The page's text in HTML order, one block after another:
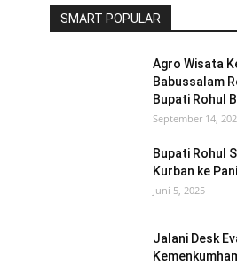
SMART POPULAR
Agro Wisata
Babussalam
Bupati Rohul
September 14,
Bupati Rohul
Kurban ke
Juni 5, 2025
Jalani Desk